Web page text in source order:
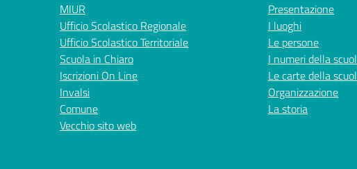
MIUR
Ufficio Scolastico Regionale
Ufficio Scolastico Territoriale
Scuola in Chiaro
Iscrizioni On Line
Invalsi
Comune
Vecchio sito web
Presentazione
I luoghi
Le persone
I numeri della
Le carte della
Organizzazione
La storia